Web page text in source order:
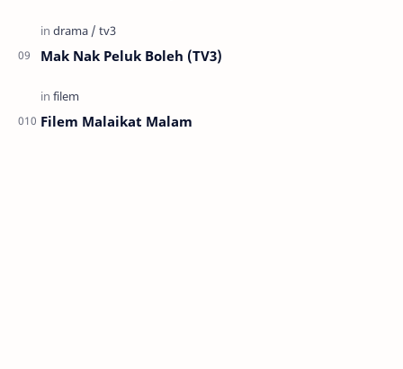
Mak Nak Peluk Boleh (TV3)
Filem Malaikat Malam